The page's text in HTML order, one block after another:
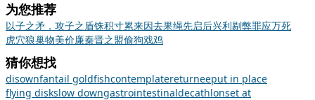
为您推荐
以子之矛，攻子之盾铢积寸累来因去果绳先启后兴利剔弊罪应万死
虎穴狼巢物美价廉秦晋之盟偷狗戏鸡
猜你想找
disownfantail goldfishcontemplatereturneeput in place
flying diskslow downgastrointestinaldecathlonset at